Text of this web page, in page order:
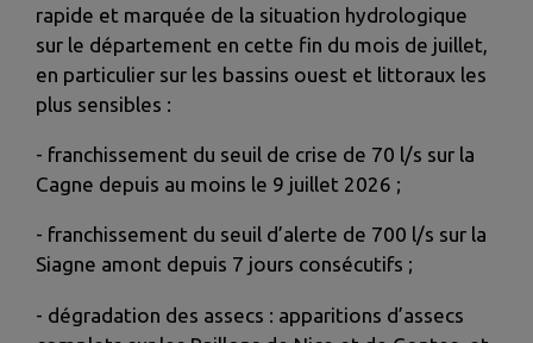
rapide et marquée de la situation hydrologique
sur le département en cette fin du mois de juillet,
en particulier sur les bassins ouest et littoraux les
plus sensibles :
- franchissement du seuil de crise de 70 l/s sur la
Cagne depuis au moins le 9 juillet 2026 ;
- franchissement du seuil d’alerte de 700 l/s sur la
Siagne amont depuis 7 jours consécutifs ;
- dégradation des assecs : apparitions d’assecs